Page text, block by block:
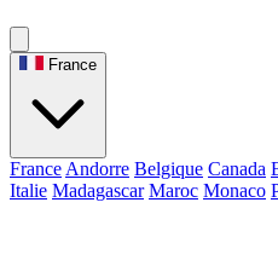
France
France Andorre Belgique Canada
Italie Madagascar Maroc Monaco